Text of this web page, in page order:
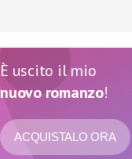
È uscito il mio
nuovo romanzo!
ACQUISTALO ORA